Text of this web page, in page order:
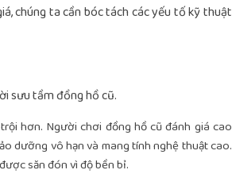
chúng ta cần bóc tách các yếu tố kỹ thuật
sưu tầm đồng hồ cũ.
hơn. Người chơi đồng hồ cũ đánh giá cao
dưỡng vô hạn và mang tính nghệ thuật cao.
săn đón vì độ bền bỉ.